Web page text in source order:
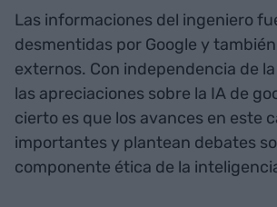
Las informaciones del ingeniero
desmentidas por Google y
externos. Con independencia de
las apreciaciones sobre la IA de
cierto es que los avances en este
importantes y plantean debates
componente ética de la